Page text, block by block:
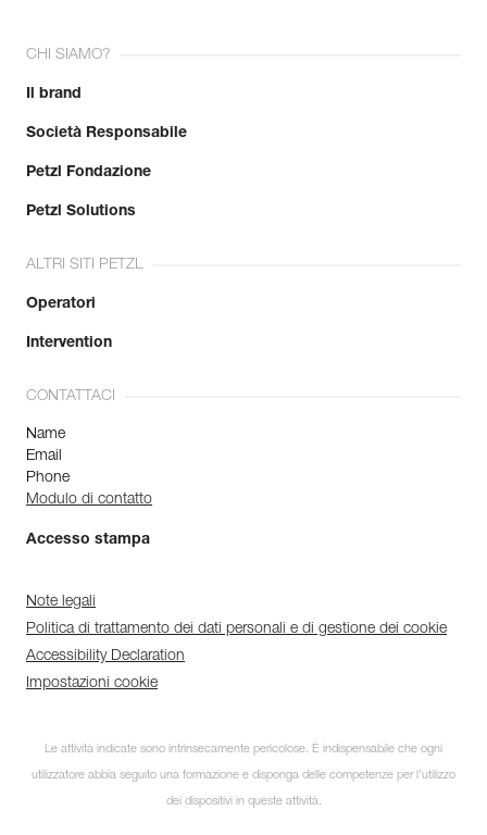
CHI SIAMO?
Il brand
Società Responsabile
Petzl Fondazione
Petzl Solutions
ALTRI SITI PETZL
Operatori
Intervention
CONTATTACI
Name
Email
Phone
Modulo di contatto
Accesso stampa
Note legali
Politica di trattamento dei dati personali e di gestione dei cookie
Accessibility Declaration
Impostazioni cookie
Le attività indicate sono intrinsecamente pericolose. È indispensabile che ogni
utilizzatore abbia seguito una formazione e disponga delle competenze per l’utilizzo
dei dispositivi in queste attività.